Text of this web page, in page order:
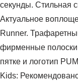
секунды. Стильная
Актуальное
Runner.
фирменные полоски
пятке и логотип
Kids: